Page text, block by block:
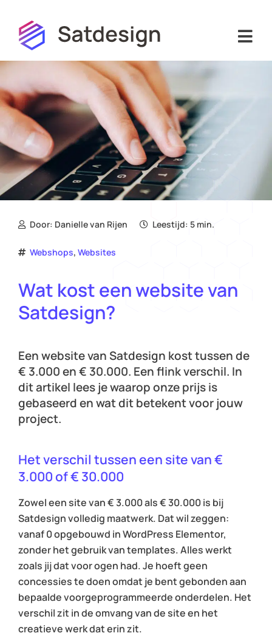
Door: Danielle van Rijen Leestijd: 5 min.
Webshops, Websites
Wat kost een website van
Satdesign?
Een website van Satdesign kost tussen de
€ 3.000 en € 30.000. Een flink verschil. In
dit artikel lees je waarop onze prijs is
gebaseerd en wat dit betekent voor jouw
project.
Het verschil tussen een site van €
3.000 of € 30.000
Zowel een site van € 3.000 als € 30.000 is bij
Satdesign volledig maatwerk. Dat wil zeggen:
vanaf 0 opgebouwd in WordPress Elementor,
zonder het gebruik van templates. Alles werkt
zoals jij dat voor ogen had. Je hoeft geen
concessies te doen omdat je bent gebonden aan
bepaalde voorgeprogrammeerde onderdelen. Het
verschil zit in de omvang van de site en het
creatieve werk dat erin zit.
Satdesign. Waarmee kan ik je helpen?